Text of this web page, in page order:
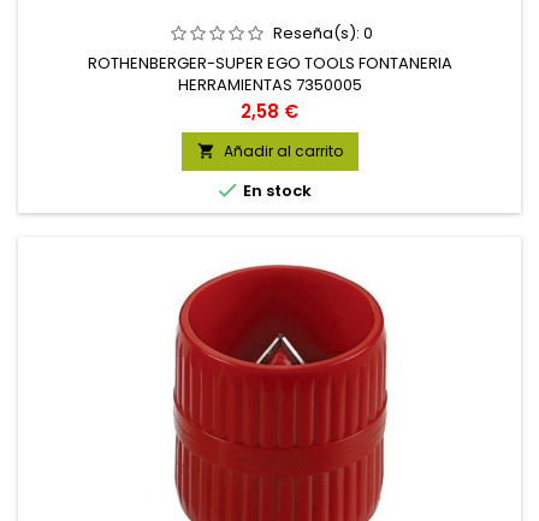
Reseña(s): 0
ROTHENBERGER-SUPER EGO TOOLS FONTANERIA
HERRAMIENTAS 7350005
Precio
2,58 €
 Añadir al carrito
 En stock